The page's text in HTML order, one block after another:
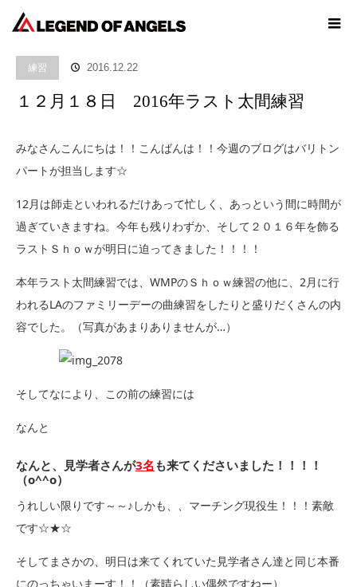
ブログ
練習 １２月１８日 2016年ラスト太間練習
練習 2016.12.22
１２月１８日 2016年ラスト太間練習
みなさんこんにちは！！こんばんは！！今週のブログはバリトン
パートが担当します☆
12月は師走といわれるだけあって忙しく、あっという間に時間が
過ぎていきますね。今年も残りわずか、そして２０１６年を飾る
ラストＳｈｏｗが明日に迫ってきました！！！！
本年ラスト太間練習では、WMPのＳｈｏｗ練習の他に、2月に行
われるLAのファミリーデーの曲練習をしたりと盛りだくさんの内
容でした。（写真があまりありませんが…）
そしてなにより、この前の練習には
なんと
なんと、見学者さんが3名も来てくださいました！！！！
（o^^o）
うれしい限りです～～♪しかも、、マーチング現役生！！！素敵
です☆★☆
そしてまさかの、明日は来てくれていた見学者さん達と同じ本番
にのっちゃいまーす！！（素晴らしい偶然ですねー）